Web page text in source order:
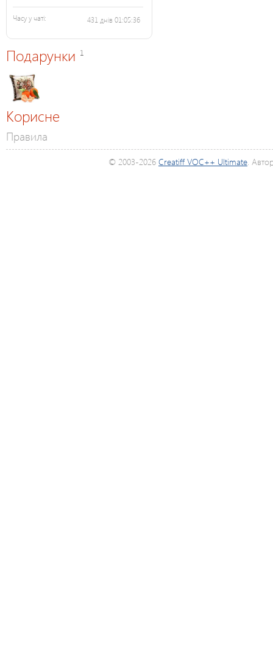
Часу у чаті: 431 днів 01:05:36
Подарунки 1
Корисне
Правила
© 2003-2026 Creatiff VOC++ Ultimate.